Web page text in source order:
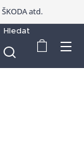
ŠKODA atd.
Hledat